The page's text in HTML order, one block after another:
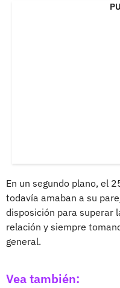
En un segundo plano, el
todavía amaban a su
disposición para superar
relación y siempre
general.
Vea también: